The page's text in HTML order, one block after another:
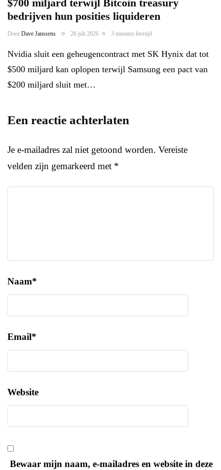
$700 miljard terwijl Bitcoin treasury
bedrijven hun posities liquideren
Door Dave Janssens 26 juli 2026 3 minuten leestijd
Nvidia sluit een geheugencontract met SK Hynix dat tot
$500 miljard kan oplopen terwijl Samsung een pact van
$200 miljard sluit met…
Een reactie achterlaten
Je e-mailadres zal niet getoond worden. Vereiste
velden zijn gemarkeerd met *
Naam*
Email*
Website
Bewaar mijn naam, e-mailadres en website in deze